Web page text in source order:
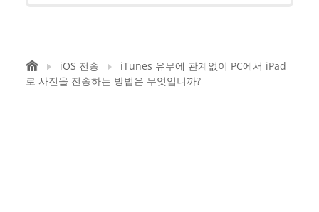
iOS 전송
iTunes 유무에 관계없이 PC에서 iPad
로 사진을 전송하는 방법은 무엇입니까?